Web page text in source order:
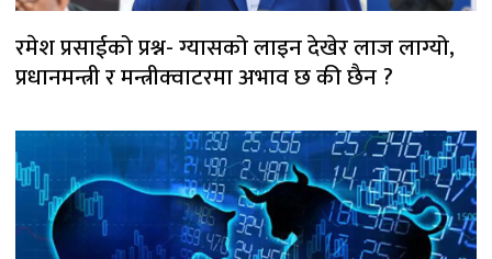
रमेश प्रसाईको प्रश्न- ग्यासको लाइन देखेर लाज लाग्यो,
प्रधानमन्त्री र मन्त्रीक्वाटरमा अभाव छ की छैन ?